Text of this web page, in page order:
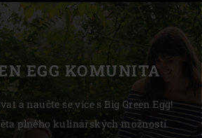
EGG KOMUNITA
a naučte se více s Big Green Egg!
plného kulinářských možností.